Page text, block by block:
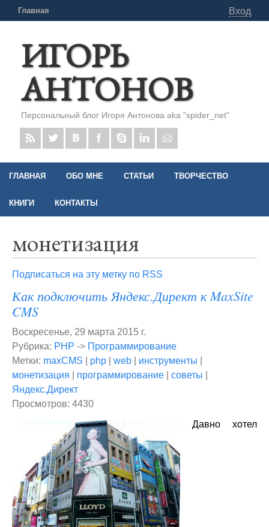
Главная Вход
ИГОРЬ
АНТОНОВ
Персональный блог Игоря Антонова aka "spider_net"
ГЛАВНАЯ ОБО МНЕ СТАТЬИ ТВОРЧЕСТВО
КНИГИ КОНТАКТЫ
монетизация
Подписаться на эту метку по RSS
Как подключить Яндекс.Директ к MaxSite
CMS
Воскресенье, 29 марта 2015 г.
Рубрика: PHP -> Программирование
Метки: maxCMS php web инструменты
монетизация
программирование советы
Яндекс.Директ
Просмотров: 4430
Давно хотел